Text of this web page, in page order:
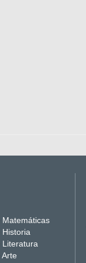
Matemáticas
Historia
Literatura
Arte